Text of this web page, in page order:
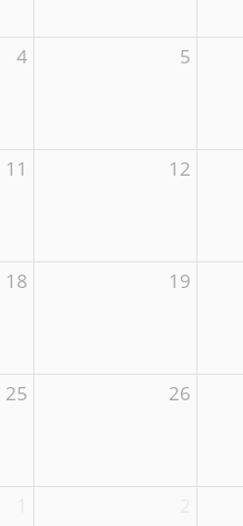
4 5
11 12
18 19
25 26